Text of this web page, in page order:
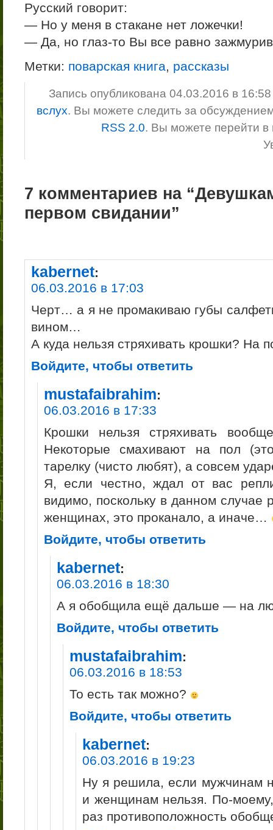
Русский говорит:
— Но у меня в стакане нет ложечки!
— Да, но глаз-то Вы все равно
Метки: поварская книга, рассказы
Запись опубликована 04.03.2016 в
вслух. Вы можете следить за
RSS 2.0. Вы можете перейти в
7 комментариев на
первом свидании”
kabernet:
06.03.2016 в 17:03
Черт… а я не промакиваю губы
вином…
А куда нельзя стряхивать крошки? На
Войдите, чтобы ответить
mustafaibrahim:
06.03.2016 в 17:33
Крошки нельзя стряхивать
Некоторые смахивают на пол
тарелку (чисто любят), а совсем
Я, если честно, ждал от вас
видимо, поскольку в данном
женщинах, это проканало, а иначе…
Войдите, чтобы ответить
kabernet:
06.03.2016 в 18:30
А я обобщила ещё дальше — на
Войдите, чтобы ответить
mustafaibrahim:
06.03.2016 в 18:53
То есть так можно?
Войдите, чтобы ответить
kabernet:
06.03.2016 в 19:23
Ну я решила, если мужчинам
и женщинам нельзя. По-
раз противоположность